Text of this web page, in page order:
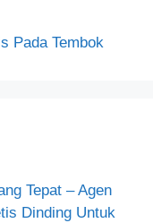
Pada Tembok
Tepat – Agen
Dinding Untuk